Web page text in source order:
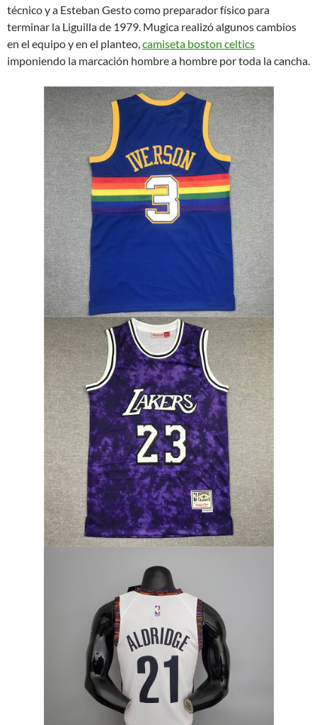
técnico y a Esteban Gesto como preparador físico para
terminar la Liguilla de 1979. Mugica realizó algunos cambios
en el equipo y en el planteo,camiseta boston celtics
imponiendo la marcación hombre a hombre por toda la cancha.